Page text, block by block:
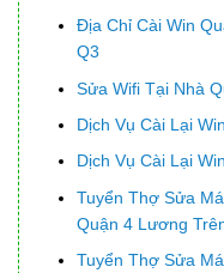
Địa Chỉ Cài Win
Q3
Sửa Wifi Tại Nhà
Dịch Vụ Cài Lại
Dịch Vụ Cài Lại
Tuyển Thợ Sửa
Quận 4 Lương
Tuyển Thợ Sửa